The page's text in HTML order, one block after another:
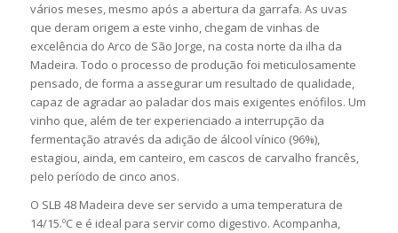
vários meses, mesmo após a abertura da garrafa. As uvas
que deram origem a este vinho, chegam de vinhas de
excelência do Arco de São Jorge, na costa norte da ilha da
Madeira. Todo o processo de produção foi meticulosamente
pensado, de forma a assegurar um resultado de qualidade,
capaz de agradar ao paladar dos mais exigentes enófilos. Um
vinho que, além de ter experienciado a interrupção da
fermentação através da adição de álcool vínico (96%),
estagiou, ainda, em canteiro, em cascos de carvalho francês,
pelo período de cinco anos.
O SLB 48 Madeira deve ser servido a uma temperatura de
14/15.ºC e é ideal para servir como digestivo. Acompanha,